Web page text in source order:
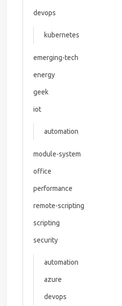
devops
kubernetes
emerging-tech
energy
geek
iot
automation
module-system
office
performance
remote-scripting
scripting
security
automation
azure
devops